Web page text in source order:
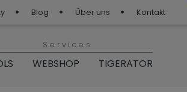
Blog Über uns Kontakt
Services
WEBSHOP TIGERATOR